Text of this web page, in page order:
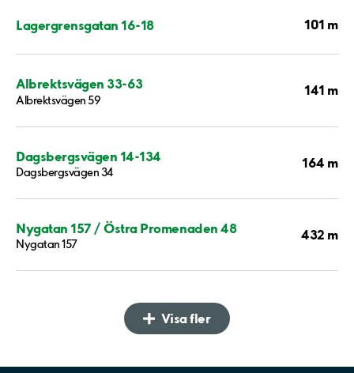
Lagergrensgatan 16-18 101 m
Albrektsvägen 33-63
Albrektsvägen 59
141 m
Dagsbergsvägen 14-134
Dagsbergsvägen 34
164 m
Nygatan 157 / Östra Promenaden 48
Nygatan 157
432 m
Visa fler